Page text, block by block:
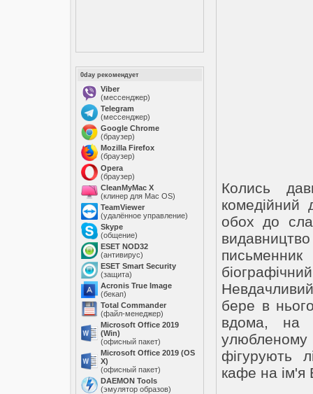
0day рекомендует
Viber
(мессенджер)
Telegram
(мессенджер)
Google Chrome
(браузер)
Mozilla Firefox
(браузер)
Opera
(браузер)
CleanMyMac X
(клинер для Mac OS)
TeamViewer
(удалённое управление)
Skype
(общение)
ESET NOD32
(антивирус)
ESET Smart Security
(защита)
Acronis True Image
(бекап)
Total Commander
(файл-менеджер)
Microsoft Office 2019
(Win)
(офисный пакет)
Microsoft Office 2019 (OS
X)
(офисный пакет)
DAEMON Tools
(эмулятор образов)
Колись
обох до
бере в
вдома, на
улюбленому
фігурують
кафе на ім'я